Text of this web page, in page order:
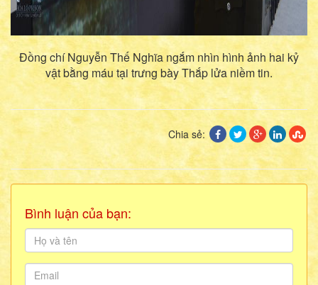
Đồng chí Nguyễn Thế Nghĩa ngắm nhìn hình ảnh hai kỷ
vật bằng máu tại trưng bày Thắp lửa niềm tin.
Chia sẻ:
Bình luận của bạn: